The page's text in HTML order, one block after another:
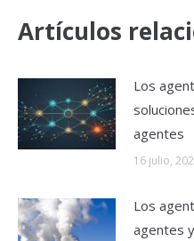
Artículos
Los
agentes
16 julio,
Los
agentes